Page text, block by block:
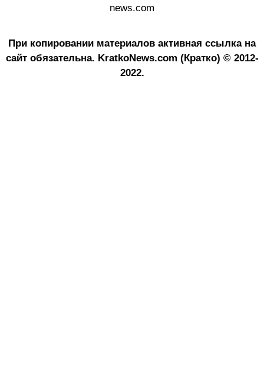
news.com
При копировании материалов активная ссылка на
сайт обязательна. KratkoNews.com (Кратко) © 2012-
2022.